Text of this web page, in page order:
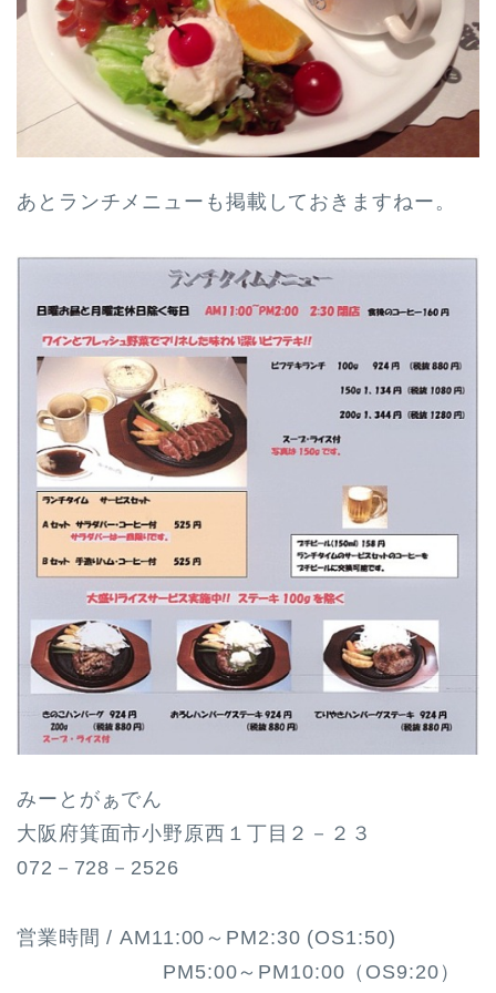
あとランチメニューも掲載しておきますねー。
みーとがぁでん
大阪府箕面市小野原西１丁目２－２３
072－728－2526
営業時間 / AM11:00～PM2:30 (OS1:50)
PM5:00～PM10:00（OS9:20）